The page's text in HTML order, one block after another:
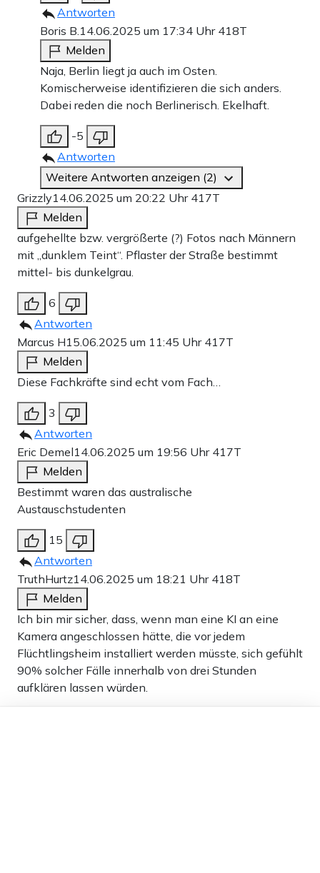
Antworten
Boris B.14.06.2025 um 17:34 Uhr 418T
Melden
Naja, Berlin liegt ja auch im Osten.
Komischerweise identifizieren die sich anders.
Dabei reden die noch Berlinerisch. Ekelhaft.
-5
Antworten
Weitere Antworten anzeigen (2)
Grizzly14.06.2025 um 20:22 Uhr 417T
Melden
aufgehellte bzw. vergrößerte (?) Fotos nach Männern
mit „dunklem Teint“. Pflaster der Straße bestimmt
mittel- bis dunkelgrau.
6
Antworten
Marcus H15.06.2025 um 11:45 Uhr 417T
Melden
Diese Fachkräfte sind echt vom Fach…
3
Antworten
Eric Demel14.06.2025 um 19:56 Uhr 417T
Melden
Bestimmt waren das australische
Austauschstudenten
15
Antworten
TruthHurtz14.06.2025 um 18:21 Uhr 418T
Melden
Ich bin mir sicher, dass, wenn man eine KI an eine
Kamera angeschlossen hätte, die vor jedem
Flüchtlingsheim installiert werden müsste, sich gefühlt
90% solcher Fälle innerhalb von drei Stunden
aufklären lassen würden.